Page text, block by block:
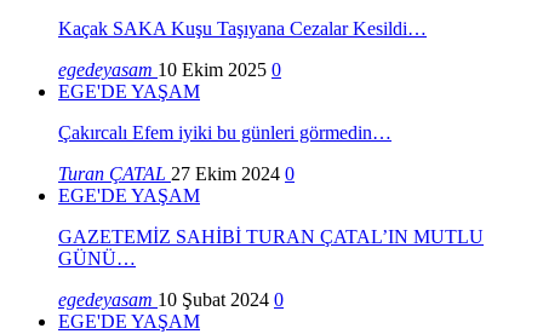
Kaçak SAKA Kuşu Taşıyana Cezalar Kesildi…
egedeyasam 10 Ekim 2025 0
EGE'DE YAŞAM
Çakırcalı Efem iyiki bu günleri görmedin…
Turan ÇATAL 27 Ekim 2024 0
EGE'DE YAŞAM
GAZETEMİZ SAHİBİ TURAN ÇATAL’IN MUTLU
GÜNÜ…
egedeyasam 10 Şubat 2024 0
EGE'DE YAŞAM